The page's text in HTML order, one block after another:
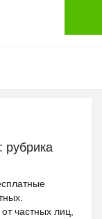
рубрика
частных лиц,